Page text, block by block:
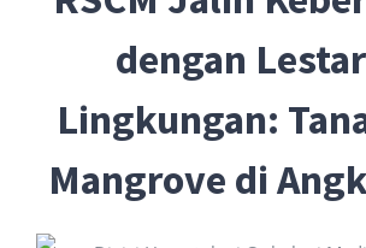
dengan
Lingkungan:
Mangrove di